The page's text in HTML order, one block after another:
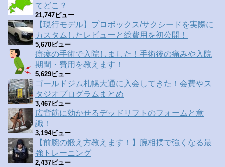
てどこ？
21,747ビュー
【現行モデル】プロボックス/サクシードを実際に
カスタムしたレビューと総費用を初公開！
5,670ビュー
痔瘻の手術で入院しました！手術後の痛みや入院
期間・費用を教えます！
5,629ビュー
ゴールドジム札幌大通に入会してきた！会費やス
タジオプログラムまとめ
3,467ビュー
広背筋に効かせるデッドリフトのフォームと意
識！
3,194ビュー
【前腕の鍛え方教えます！】腕相撲で強くなる最
強トレーニング
2,437ビュー